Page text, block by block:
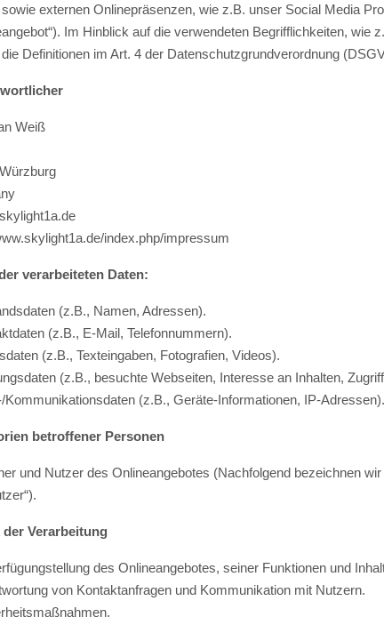
sowie externen Onlinepräsenzen, wie z.B. unser Social Media
Im Hinblick auf die verwendeten Begrifflichkeiten, wie
Definitionen im Art. 4 der Datenschutzgrundverordnung
Weiß
index.php/impressum
verarbeiteten Daten:
(z.B., Namen, Adressen).
(z.B., E-Mail, Telefonnummern).
(z.B., Texteingaben, Fotografien, Videos).
(z.B., besuchte Webseiten, Interesse an Inhalten,
Kommunikationsdaten (z.B., Geräte-Informationen, IP-Adressen).
betroffener Personen
und Nutzer des Onlineangebotes (Nachfolgend bezeichnen
der Verarbeitung
des Onlineangebotes, seiner Funktionen und
von Kontaktanfragen und Kommunikation mit Nutzern.